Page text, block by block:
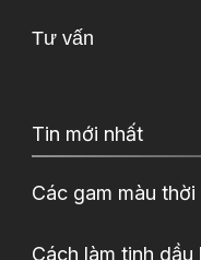
Tư vấn
Tin mới nhất
Các gam màu
Cách làm tinh